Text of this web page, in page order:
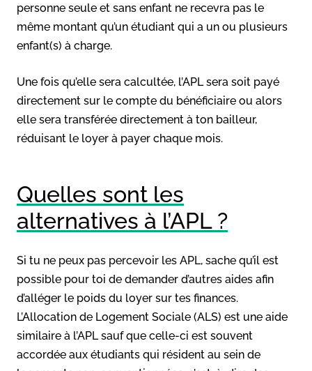
personne seule et sans enfant ne recevra pas le
même montant qu’un étudiant qui a un ou plusieurs
enfant(s) à charge.
Une fois qu’elle sera calcultée, l’APL sera soit payé
directement sur le compte du bénéficiaire ou alors
elle sera transférée directement à ton bailleur,
réduisant le loyer à payer chaque mois.
Quelles sont les
alternatives à l’APL ?
Si tu ne peux pas percevoir les APL, sache qu’il est
possible pour toi de demander d’autres aides afin
d’alléger le poids du loyer sur tes finances.
L’Allocation de Logement Sociale (ALS) est une aide
similaire à l’APL sauf que celle-ci est souvent
accordée aux étudiants qui résident au sein de